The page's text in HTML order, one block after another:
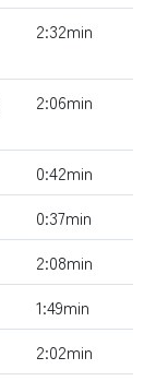
2:32min
2:06min
0:42min
0:37min
2:08min
1:49min
2:02min